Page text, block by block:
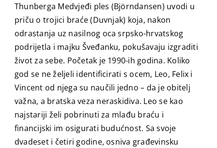
Thunberga Medvjeđi ples (Björndansen) uvodi u
priču o trojici braće (Duvnjak) koja, nakon
odrastanja uz nasilnog oca srpsko-hrvatskog
podrijetla i majku Šveđanku, pokušavaju izgraditi
život za sebe. Početak je 1990-ih godina. Koliko
god se ne željeli identificirati s ocem, Leo, Felix i
Vincent od njega su naučili jedno – da je obitelj
važna, a bratska veza neraskidiva. Leo se kao
najstariji želi pobrinuti za mlađu braću i
financijski im osigurati budućnost. Sa svoje
dvadeset i četiri godine, osniva građevinsku